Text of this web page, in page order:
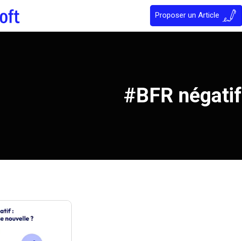
Proposer un Article
#BFR négatif